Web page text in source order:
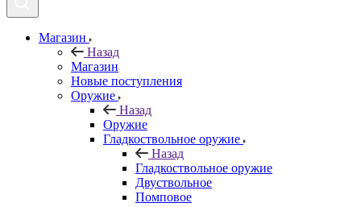
Магазин
Назад
Магазин
Новые поступления
Оружие
Назад
Оружие
Гладкоствольное оружие
Назад
Гладкоствольное оружие
Двуствольное
Помповое